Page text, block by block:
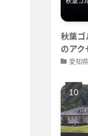
秋葉
のア
愛知県